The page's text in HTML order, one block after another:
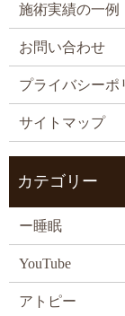
施術実績の一例
お問い合わせ
プライバシーポ
サイトマップ
カテゴリー
ー睡眠
YouTube
アトピー